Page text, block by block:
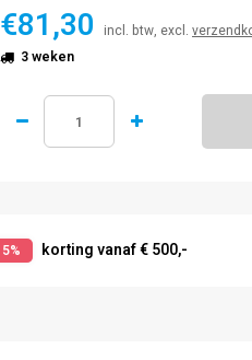
€81,30 incl. btw, excl.
3 weken
5% korting vanaf € 500,-